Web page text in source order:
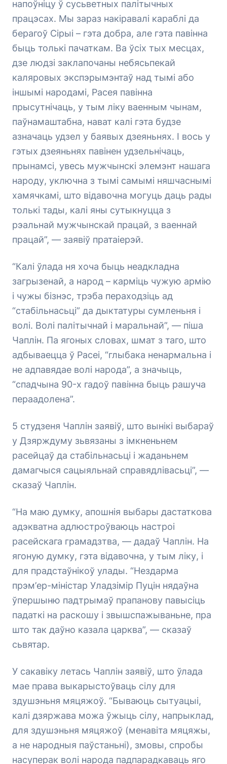
напоўніцу ў сусьветных палітычных
працэсах. Мы зараз накіравалі караблі да
берагоў Сірыі – гэта добра, але гэта павінна
быць толькі пачаткам. Ва ўсіх тых месцах,
дзе людзі заклапочаны небясьпекай
каляровых экспэрымэнтаў над тымі або
іншымі народамі, Расея павінна
прысутнічаць, у тым ліку ваенным чынам,
паўнамаштабна, нават калі гэта будзе
азначаць удзел у баявых дзеяньнях. І вось у
гэтых дзеяньнях павінен удзельнічаць,
прынамсі, увесь мужчынскі элемэнт нашага
народу, уключна з тымі самымі няшчаснымі
хамячкамі, што відавочна могуць даць рады
толькі тады, калі яны сутыкнуцца з
рэальнай мужчынскай працай, з ваеннай
працай”, — заявіў пратаіерэй.
“Калі ўлада ня хоча быць неадкладна
загрызенай, а народ – карміць чужую армію
і чужы бізнэс, трэба пераходзіць ад
“стабільнасьці” да дыктатуры сумленьня і
волі. Волі палітычнай і маральнай”, — піша
Чаплін. Па ягоных словах, шмат з таго, што
адбываецца ў Расеі, “глыбака ненармальна і
не адпавядае волі народа”, а значыць,
“спадчына 90-х гадоў павінна быць рашуча
пераадолена”.
5 студзеня Чаплін заявіў, што вынікі выбараў
у Дзярждуму зьвязаны з імкненьнем
расейцаў да стабільнасьці і жаданьнем
дамагчыся сацыяльнай справядлівасьці”, —
сказаў Чаплін.
“На маю думку, апошнія выбары дастаткова
адэкватна адлюстроўваюць настроі
расейскага грамадзтва, — дадаў Чаплін. На
ягоную думку, гэта відавочна, у тым ліку, і
для прадстаўнікоў улады. “Нездарма
прэм’ер-міністар Уладзімір Пуцін нядаўна
ўпершыню падтрымаў прапанову павысіць
падаткі на раскошу і звышспажываньне, пра
што так даўно казала царква”, — сказаў
сьвятар.
У сакавіку летась Чаплін заявіў, што ўлада
мае права выкарыстоўваць сілу для
здушэньня мяцяжоў. “Бываюць сытуацыі,
калі дзяржава можа ўжыць сілу, напрыклад,
для здушэньня мяцяжоў (менавіта мяцяжы,
а не народныя паўстаньні), змовы, спробы
насуперак волі народа падпарадкаваць яго